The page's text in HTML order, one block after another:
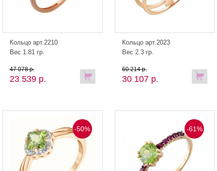
Кольцо арт.2210
Вес 1.81 гр.
23 539 р.
47 078 р.
Кольцо арт.2023
Вес 2.3 гр.
30 107 р.
60 214 р.
-50% -61%